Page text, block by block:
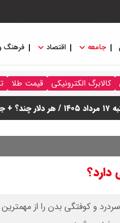
جامعه اقتصاد فرهنگ
کالابرگ الکترونیکی قیمت طلا
+ جدول
جدول
دارد؟
و کوفتگی بدن را از مهمترین